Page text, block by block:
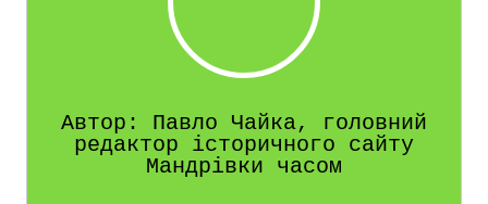
Автор: Павло Чайка, головний
редактор історичного сайту
Мандрівки часом